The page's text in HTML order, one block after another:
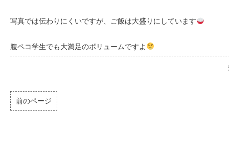
写真では伝わりにくいですが、ご飯は大盛りにしています
腹ペコ学生でも大満足のボリュームですよ
前のページ